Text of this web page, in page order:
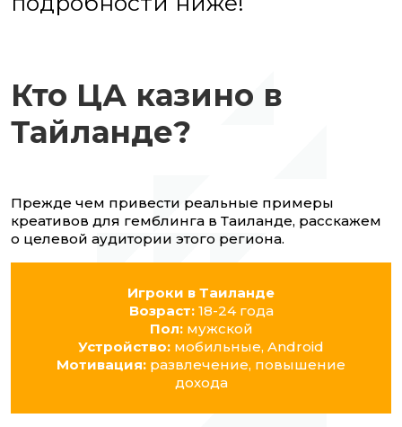
Кто ЦА казино в
Тайланде?
Прежде чем привести реальные примеры
креативов для гемблинга в Таиланде, расскажем
о целевой аудитории этого региона.
Игроки в Таиланде
Возраст: 18-24 года
Пол: мужской
Устройство: мобильные, Android
Мотивация: развлечение, повышение
дохода